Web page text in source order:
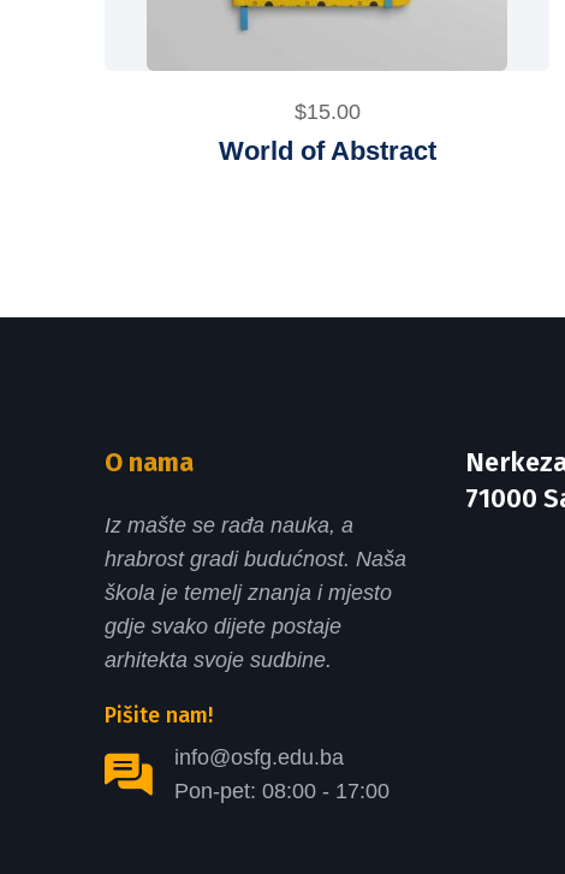
$15.00
World of Abstract
O nama
Iz mašte se rađa nauka, a
hrabrost gradi budućnost. Naša
škola je temelj znanja i mjesto
gdje svako dijete postaje
arhitekta svoje sudbine.
Pišite nam!
info@osfg.edu.ba
Pon-pet: 08:00 - 17:00
71000